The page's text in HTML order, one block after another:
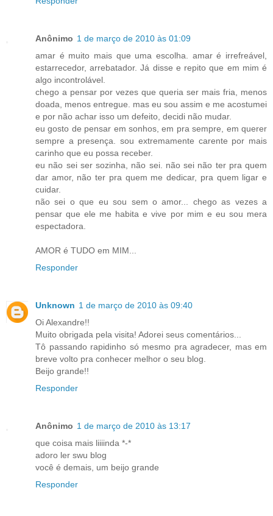
Anônimo 1 de março de 2010 às 01:09
amar é muito mais que uma escolha. amar é irrefreável,
estarrecedor, arrebatador. Já disse e repito que em mim é
algo incontrolável.
chego a pensar por vezes que queria ser mais fria, menos
doada, menos entregue. mas eu sou assim e me acostumei
e por não achar isso um defeito, decidi não mudar.
eu gosto de pensar em sonhos, em pra sempre, em querer
sempre a presença. sou extremamente carente por mais
carinho que eu possa receber.
eu não sei ser sozinha, não sei. não sei não ter pra quem
dar amor, não ter pra quem me dedicar, pra quem ligar e
cuidar.
não sei o que eu sou sem o amor... chego as vezes a
pensar que ele me habita e vive por mim e eu sou mera
espectadora.
AMOR é TUDO em MIM...
Responder
Unknown 1 de março de 2010 às 09:40
Oi Alexandre!!
Muito obrigada pela visita! Adorei seus comentários...
Tô passando rapidinho só mesmo pra agradecer, mas em
breve volto pra conhecer melhor o seu blog.
Beijo grande!!
Responder
Anônimo 1 de março de 2010 às 13:17
que coisa mais liiiinda *-*
adoro ler swu blog
você é demais, um beijo grande
Responder